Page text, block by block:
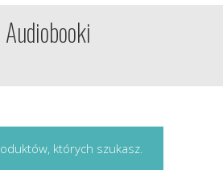
których szukasz.